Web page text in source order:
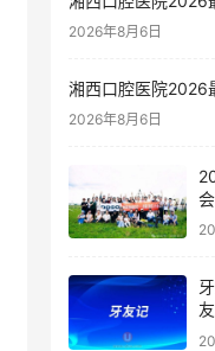
2026年8月6日
湘西口腔医院2026
2026年8月6日